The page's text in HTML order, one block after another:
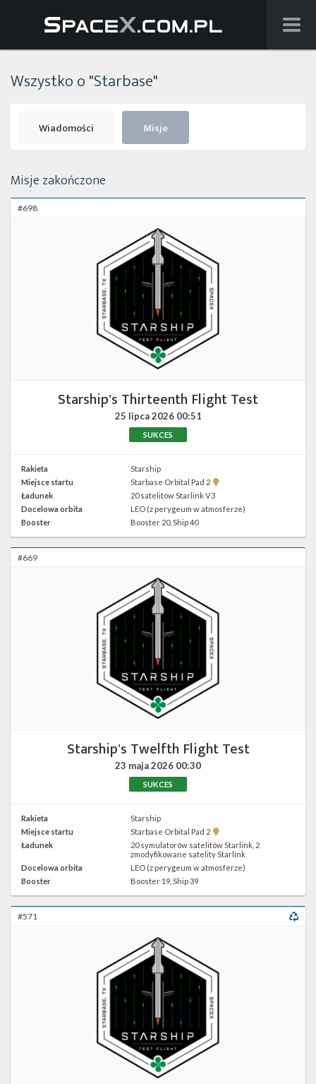
Starlink
Wszystko o "Starbase"
Wiadomości Misje
Misje zakończone
#698
Starship's Thirteenth Flight Test
25 lipca 2026 00:51
SUKCES
Rakieta
Starship
Miejsce startu
Starbase Orbital Pad 2
Pokaż
Orbital
Google
Maps
Ładunek
20 satelitów Starlink V3
Docelowa orbita
LEO (z perygeum w atmosferze)
Booster
Booster 20, Ship 40
#669
Starship's Twelfth Flight Test
23 maja 2026 00:30
SUKCES
Rakieta
Starship
Miejsce startu
Starbase Orbital Pad 2
Pokaż
lokalizację
Starbase
Orbital
Pad
Maps
Ładunek
20 symulatorów satelitów Starlink, 2
zmodyfikowane satelity Starlink
Docelowa orbita
LEO (z perygeum w atmosferze)
Booster
Booster 19, Ship 39
#571